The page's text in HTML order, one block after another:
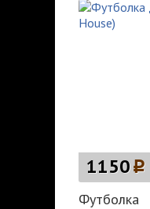
1150p
Футболка